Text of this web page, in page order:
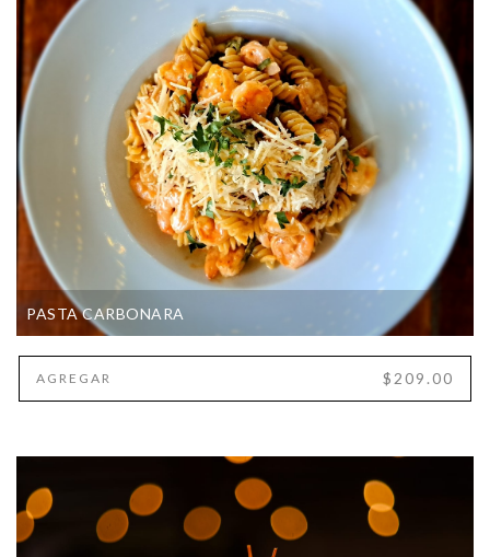
PASTA CARBONARA
AGREGAR $209.00